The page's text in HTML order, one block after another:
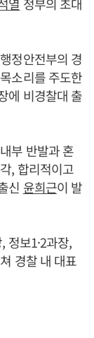
정안전부의 경
소리를 주도한
에 비경찰대 출
부 반발과 혼
, 합리적이고
신 윤희근이 발
정보1·2과장,
경찰 내 대표